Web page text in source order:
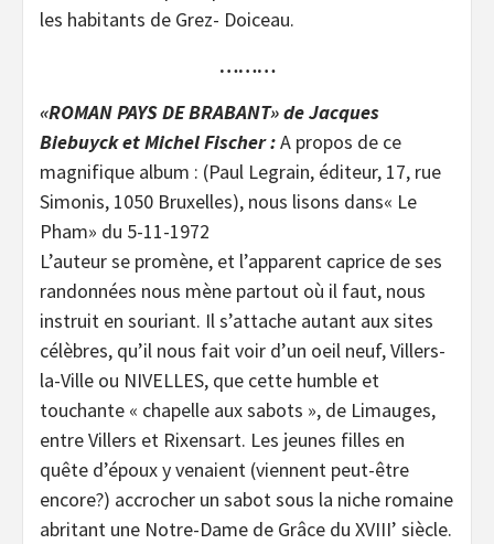
les habitants de Grez- Doiceau.
………
«ROMAN PAYS DE BRABANT» de Jacques
Biebuyck et Michel Fischer :A propos de ce
magnifique album : (Paul Legrain, éditeur, 17, rue
Simonis, 1050 Bruxelles), nous lisons dans« Le
Pham» du 5-11-1972
L’auteur se promène, et l’apparent caprice de ses
randonnées nous mène partout où il faut, nous
instruit en souriant. Il s’attache autant aux sites
célèbres, qu’il nous fait voir d’un oeil neuf, Villers-
la-Ville ou NIVELLES, que cette humble et
touchante « chapelle aux sabots », de Limauges,
entre Villers et Rixensart. Les jeunes filles en
quête d’époux y venaient (viennent peut-être
encore?) accrocher un sabot sous la niche romaine
abritant une Notre-Dame de Grâce du XVIII’ siècle.